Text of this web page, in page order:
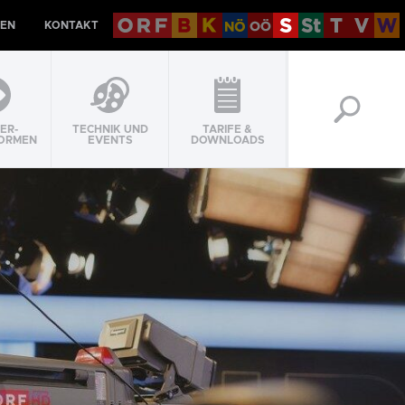
KONTAKT
TECHNIK UND
EVENTS
TARIFE &
DOWNLOADS